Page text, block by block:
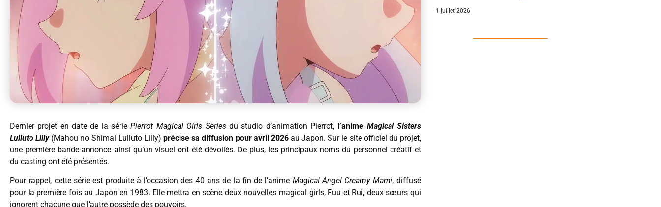
Dernier projet en date de la sériePierrot Magical Girls Seriesdu studio d’animation Pierrot,l’anime Magical Sisters
Lulluto Lilly(Mahou no Shimai Lulluto Lilly)précise sa diffusion pour avril 2026au Japon. Sur le site officiel du projet,
une première bande-annonce ainsi qu’un visuel ont été dévoilés. De plus, les principaux noms du personnel créatif et
du casting ont été présentés.
Pour rappel, cette série est produite à l’occasion des 40 ans de la fin de l’anime Magical Angel Creamy Mami, diffusé
pour la première fois au Japon en 1983. Elle mettra en scène deux nouvelles magical girls, Fuu et Rui, deux sœurs qui
ignorent chacune que l’autre possède des pouvoirs.
1 juillet 2026